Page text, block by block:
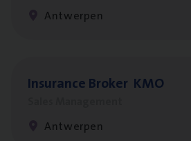
Antwerpen
Insu­ran­ce Bro­ker KMO
Antwerpen